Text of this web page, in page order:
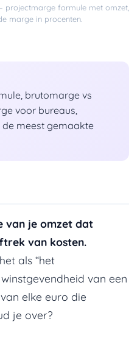
projectmarge formule met omzet,
marge in procenten.
brutomarge vs
voor bureaus,
meest gemaakte
marge?
(Voorbeeld)
van je omzet dat
van kosten.
als “het
van een
elke euro die
je over?